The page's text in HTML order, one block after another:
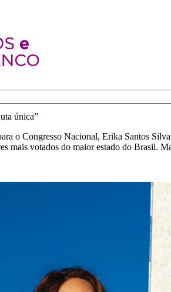
única”
o Congresso Nacional, Erika Santos
mais votados do maior estado do Brasil.